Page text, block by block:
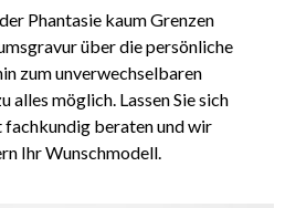
Phantasiekaum Grenzen
über die persönliche
zumunverwechselbaren
alles möglich. Lassen Sie sich
fachkundig beratenund wir
Ihr Wunschmodell.